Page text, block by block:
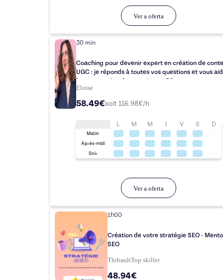
Ver a oferta
30 min
Coaching pour devenir expert en création de
UGC : je réponds à toutes vos questions et vous
la construction de votre image RS
Eloise
58.49€soit116.98€/h
L M M J V S D
Matin
Après-midi
Soir
Ver a oferta
1h00
Création de votre stratégie SEO -
SEO
ThibaultTopskiller
48.94€